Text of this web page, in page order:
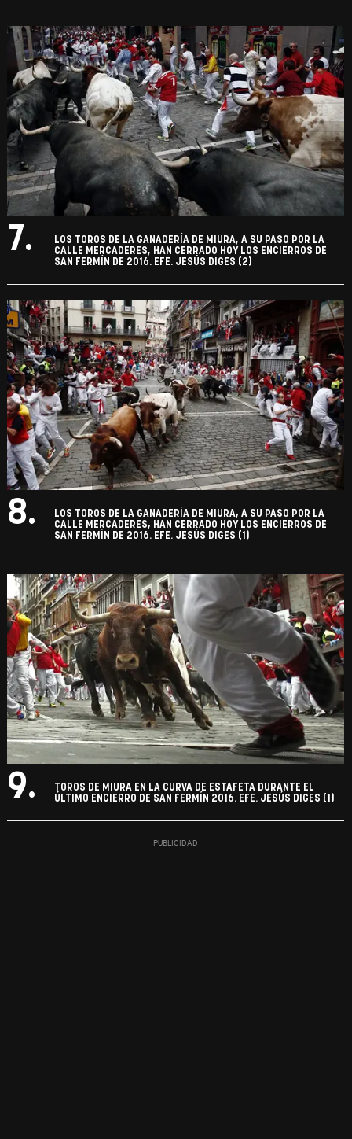
7.
LOS TOROS DE LA GANADERÍA DE MIURA, A SU PASO POR LA
CALLE MERCADERES, HAN CERRADO HOY LOS ENCIERROS DE
SAN FERMÍN DE 2016. EFE. JESÚS DIGES (2)
8.
LOS TOROS DE LA GANADERÍA DE MIURA, A SU PASO POR LA
CALLE MERCADERES, HAN CERRADO HOY LOS ENCIERROS DE
SAN FERMÍN DE 2016. EFE. JESÚS DIGES (1)
9.
TOROS DE MIURA EN LA CURVA DE ESTAFETA DURANTE EL
ÚLTIMO ENCIERRO DE SAN FERMÍN 2016. EFE. JESÚS DIGES (1)